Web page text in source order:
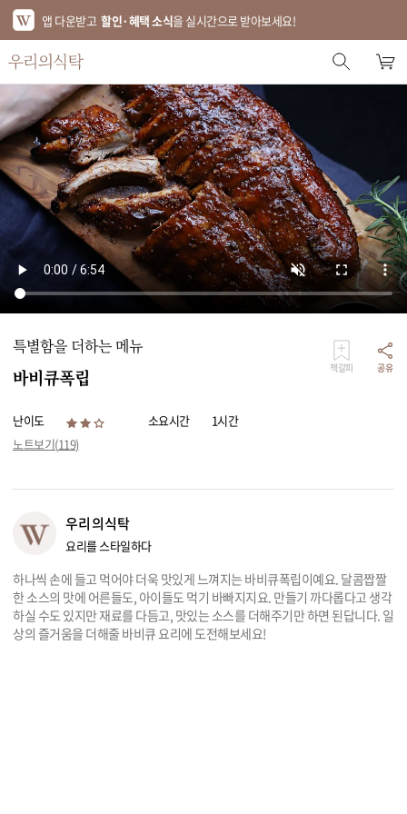
앱 다운받고 할인·혜택 소식을 실시간으로 받아보세요!
스토어 홈
에디터 추천
한정특가
베스트
신상품
기획전
특별함을 더하는 메뉴
바비큐폭립 책갈피 공유
난이도 소요시간
1시간
노트보기(119)
우리의식탁
요리를 스타일하다
하나씩 손에 들고 먹어야 더욱 맛있게 느껴지는 바비큐폭립이예요. 달콤짭짤
한 소스의 맛에 어른들도, 아이들도 먹기 바빠지지요. 만들기 까다롭다고 생각
하실 수도 있지만 재료를 다듬고, 맛있는 소스를 더해주기만 하면 된답니다. 일
상의 즐거움을 더해줄 바비큐 요리에 도전해보세요!